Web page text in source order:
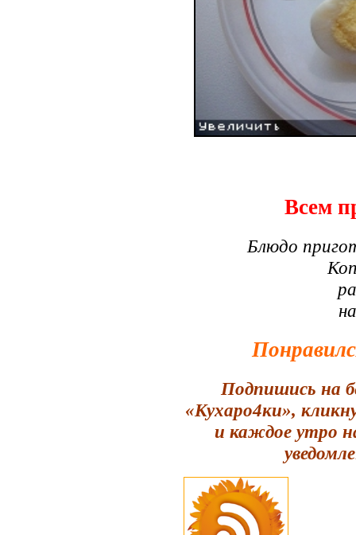
Всем
Блюдо
Подпишись на
«Кухаро4ки»,
и каждое утро